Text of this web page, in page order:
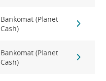
Bankomat (Planet
Cash)
Bankomat (Planet
Cash)